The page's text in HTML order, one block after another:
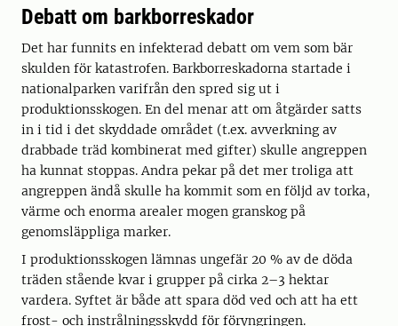
Debatt om barkborreskador
Det har funnits en infekterad debatt om vem som bär
skulden för katastrofen. Barkborreskadorna startade i
nationalparken varifrån den spred sig ut i
produktionsskogen. En del menar att om åtgärder satts
in i tid i det skyddade området (t.ex. avverkning av
drabbade träd kombinerat med gifter) skulle angreppen
ha kunnat stoppas. Andra pekar på det mer troliga att
angreppen ändå skulle ha kommit som en följd av torka,
värme och enorma arealer mogen granskog på
genomsläppliga marker.
I produktionsskogen lämnas ungefär 20 % av de döda
träden stående kvar i grupper på cirka 2–3 hektar
vardera. Syftet är både att spara död ved och att ha ett
frost- och instrålningsskydd för föryngringen.